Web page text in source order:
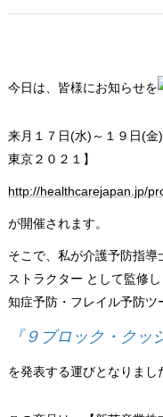
今日は、皆様にお知らせを
来月１７日(水)～１９日(金
東京２０２１】
http://healthcarejapan.jp/
が開催されます。
そこで、私が介護予防指
ストラクター として監修
知症予防・フレイル予防ツ
『９ブロック・クッ
を発表する運びとなりまし